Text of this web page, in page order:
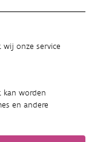
onze service
kan worden
en andere